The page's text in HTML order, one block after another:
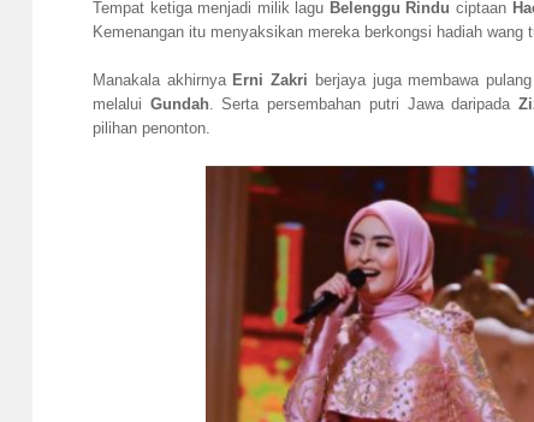
Tempat ketiga menjadi milik lagu Belenggu Rindu ciptaan
Kemenangan itu menyaksikan mereka berkongsi hadiah wang
Manakala akhirnya Erni Zakri berjaya juga membawa pulang
melalui Gundah. Serta persembahan putri Jawa daripada
pilihan penonton.